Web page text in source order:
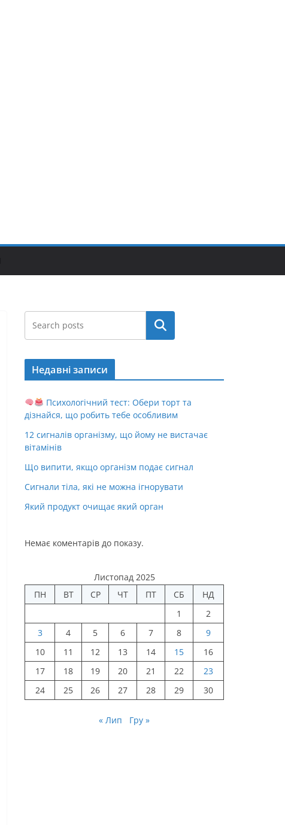
Пошук
Недавні записи
Психологічний тест: Обери торт та
дізнайся, що робить тебе особливим
12 сигналів організму, що йому не вистачає
вітамінів
Що випити, якщо організм подає сигнал
Сигнали тіла, які не можна ігнорувати
Який продукт очищає який орган
Немає коментарів до показу.
Листопад 2025
ПН
ВТ СР ЧТ ПТ СБ
НД
1
2
3
4 5 6 7 8
9
10
11 12 13 14 15
16
17
18 19 20 21 22
23
24
25 26 27 28 29 30
« Лип Гру »